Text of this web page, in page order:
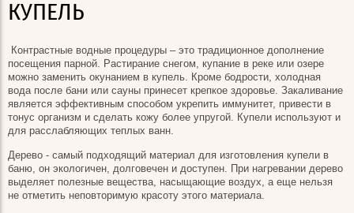
КУПЕЛЬ
Контрастные водные процедуры – это традиционное дополнение
посещения парной. Растирание снегом, купание в реке или озере
можно заменить окунанием в купель. Кроме бодрости, холодная
вода после бани или сауны принесет крепкое здоровье. Закаливание
является эффективным способом укрепить иммунитет, привести в
тонус организм и сделать кожу более упругой. Купели используют и
для расслабляющих теплых ванн.
Дерево - самый подходящий материал для изготовления купели в
баню, он экологичен, долговечен и доступен. При нагревании дерево
выделяет полезные вещества, насыщающие воздух, а еще нельзя
не отметить неповторимую красоту этого материала.